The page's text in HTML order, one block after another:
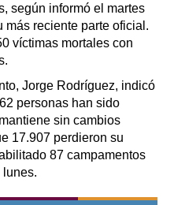
según informó el martes
reciente parte oficial.
víctimas mortales con
Jorge Rodríguez, indicó
personas han sido
sin cambios
17.907 perdieron su
87 campamentos
lunes.